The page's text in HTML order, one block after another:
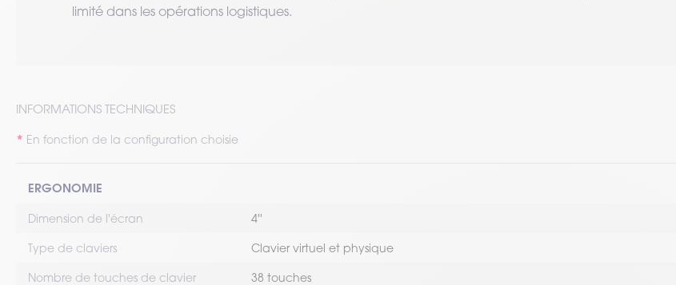
limité dans les opérations logistiques.
INFORMATIONS TECHNIQUES
En fonction de la configuration choisie
ERGONOMIE
Dimension de l'écran 4''
Type de claviers Clavier virtuel et physique
Nombre de touches de clavier 38 touches